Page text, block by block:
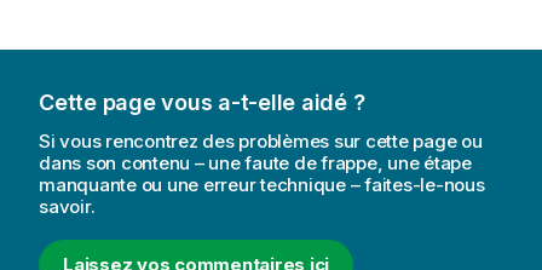
Cette page vous a-t-elle aidé ?
Si vous rencontrez des problèmes sur cette page ou
dans son contenu – une faute de frappe, une étape
manquante ou une erreur technique – faites-le-nous
savoir.
Laissez vos commentaires ici